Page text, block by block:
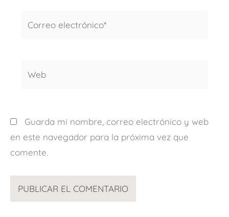
Guarda mi nombre, correo electrónico y web
en este navegador para la próxima vez que
comente.